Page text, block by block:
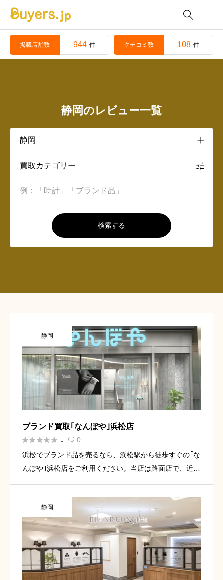

掲載店舗数 944 件 クチコミ数 108 件
静岡のレビュー一覧
買取カテゴリー
検索する
静岡
ブランド買取｢なんぼや｣浜松店
 -  0
浜松でブランド品を売るなら、浜松駅から徒歩すぐの｢な
んぼや｣浜松店をご利用ください。当店は路面店で、近隣
らとても近いです。エルメス、ルイ・ヴィトン、シャネ
ルなど、様々なブ […]
静岡